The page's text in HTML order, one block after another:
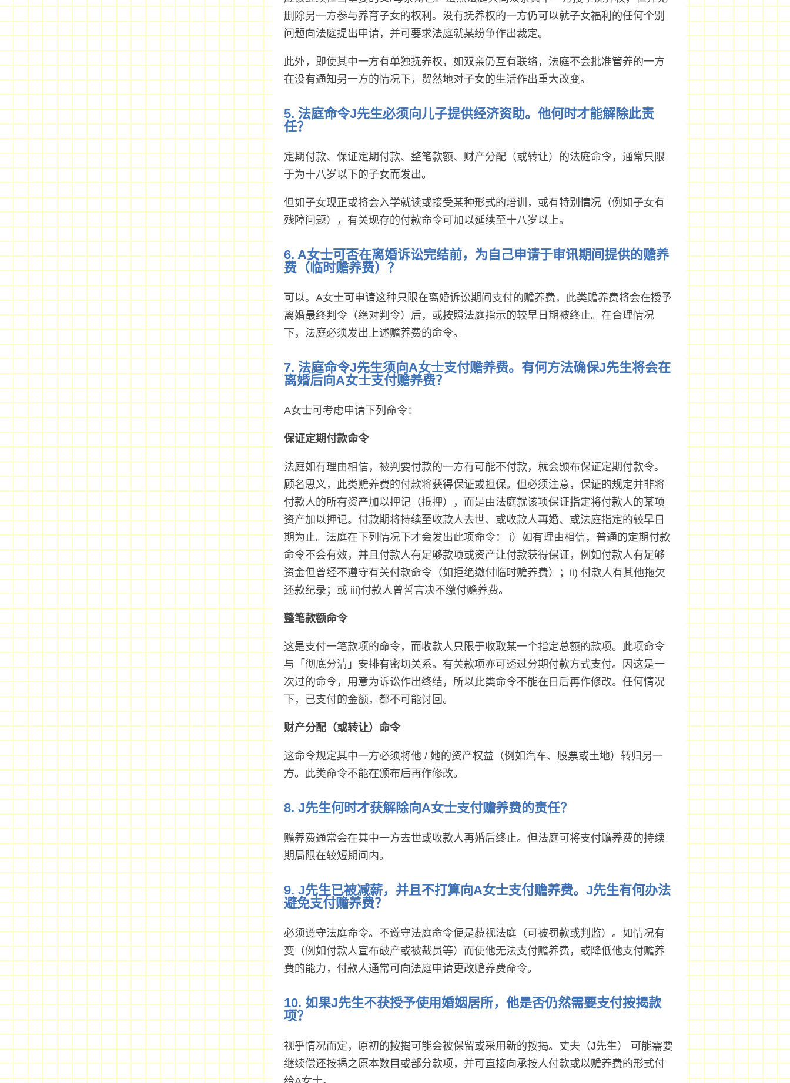
删除另一方参与养育子女的权利。没有抚养权的一方仍可以就子女福利的任何个别
问题向法庭提出申请，并可要求法庭就某纷争作出裁定。
此外，即使其中一方有单独抚养权，如双亲仍互有联络，法庭不会批准管养的一方
在没有通知另一方的情况下，贸然地对子女的生活作出重大改变。
5. 法庭命令J先生必须向儿子提供经济资助。他何时才能解除此责
任？
定期付款、保证定期付款、整笔款额、财产分配（或转让）的法庭命令，通常只限
于为十八岁以下的子女而发出。
但如子女现正或将会入学就读或接受某种形式的培训，或有特别情况（例如子女有
残障问题），有关现存的付款命令可加以延续至十八岁以上。
6. A女士可否在离婚诉讼完结前，为自己申请于审讯期间提供的赡养
费（临时赡养费）？
可以。A女士可申请这种只限在离婚诉讼期间支付的赡养费，此类赡养费将会在授予
离婚最终判令（绝对判令）后，或按照法庭指示的较早日期被终止。在合理情况
下，法庭必须发出上述赡养费的命令。
7. 法庭命令J先生须向A女士支付赡养费。有何方法确保J先生将会在
离婚后向A女士支付赡养费？
A女士可考虑申请下列命令：
保证定期付款命令
法庭如有理由相信，被判要付款的一方有可能不付款，就会颁布保证定期付款令。
顾名思义，此类赡养费的付款将获得保证或担保。但必须注意，保证的规定并非将
付款人的所有资产加以押记（抵押），而是由法庭就该项保证指定将付款人的某项
资产加以押记。付款期将持续至收款人去世、或收款人再婚、或法庭指定的较早日
期为止。法庭在下列情况下才会发出此项命令： i）如有理由相信，普通的定期付款
命令不会有效，并且付款人有足够款项或资产让付款获得保证，例如付款人有足够
资金但曾经不遵守有关付款命令（如拒绝缴付临时赡养费）；ii) 付款人有其他拖欠
还款纪录；或 iii)付款人曾誓言决不缴付赡养费。
整笔款额命令
这是支付一笔款项的命令，而收款人只限于收取某一个指定总额的款项。此项命令
与「彻底分清」安排有密切关系。有关款项亦可透过分期付款方式支付。因这是一
次过的命令，用意为诉讼作出终结，所以此类命令不能在日后再作修改。任何情况
下，已支付的金额，都不可能讨回。
财产分配（或转让）命令
这命令规定其中一方必须将他 / 她的资产权益（例如汽车、股票或土地）转归另一
方。此类命令不能在颁布后再作修改。
8. J先生何时才获解除向A女士支付赡养费的责任？
赡养费通常会在其中一方去世或收款人再婚后终止。但法庭可将支付赡养费的持续
期局限在较短期间内。
9. J先生已被减薪，并且不打算向A女士支付赡养费。J先生有何办法
避免支付赡养费？
必须遵守法庭命令。不遵守法庭命令便是藐视法庭（可被罚款或判监）。如情况有
变（例如付款人宣布破产或被裁员等）而使他无法支付赡养费，或降低他支付赡养
费的能力，付款人通常可向法庭申请更改赡养费命令。
10. 如果J先生不获授予使用婚姻居所，他是否仍然需要支付按揭款
项？
视乎情况而定，原初的按揭可能会被保留或采用新的按揭。丈夫（J先生） 可能需要
继续偿还按揭之原本数目或部分款项，并可直接向承按人付款或以赡养费的形式付